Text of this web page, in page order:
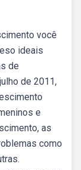
você
ideais
de
de 2011,
e
as
como